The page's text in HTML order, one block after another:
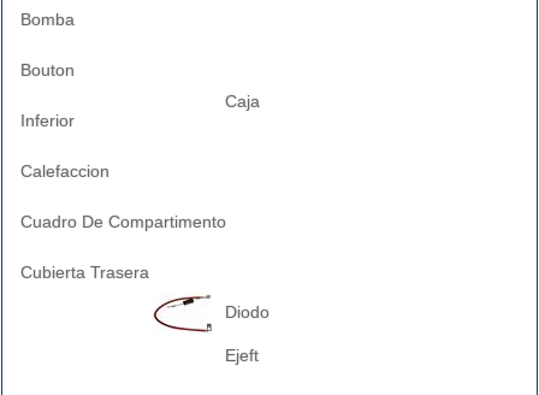
Bomba
Bouton
Caja
Inferior
Calefaccion
Cuadro De Compartimento
Cubierta Trasera
Diodo
Ejeft